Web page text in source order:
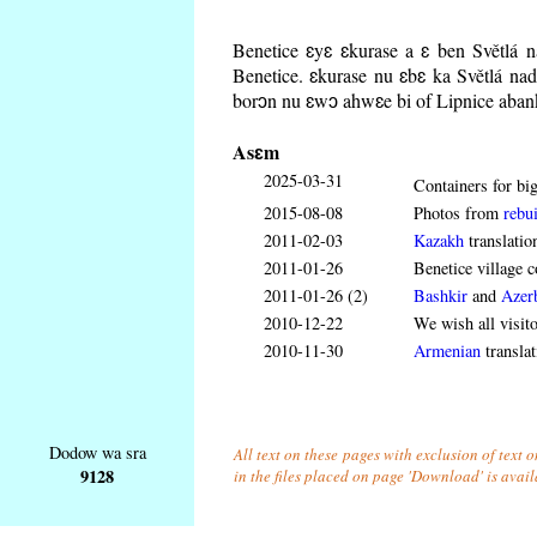
Benetice ɛyɛ ɛkurase a ɛ ben Světlá
Benetice. ɛkurase nu ɛbɛ ka Světlá
borɔn nu ɛwɔ ahwɛe bi of Lipnice
Asɛm
2025-03-31
Containers for
2015-08-08
Photos from
2011-02-03
Kazakh
2011-01-26
Benetice village
2011-01-26 (2)
Bashkir and
2010-12-22
We wish all
2010-11-30
Armenian
Dodow wa sra
9128
All text on these pages with exclusion of text
in the files placed on page 'Download' is